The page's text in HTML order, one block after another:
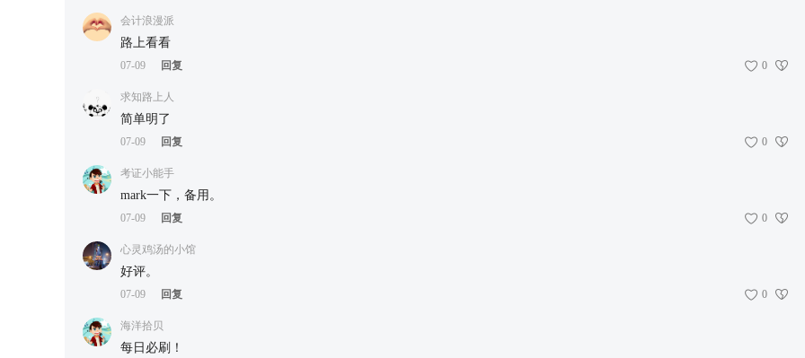
会计浪漫派
路上看看
07-09 回复 0
求知路上人
简单明了
07-09 回复 0
考证小能手
mark一下，备用。
07-09 回复 0
心灵鸡汤的小馆
好评。
07-09 回复 0
海洋拾贝
每日必刷！